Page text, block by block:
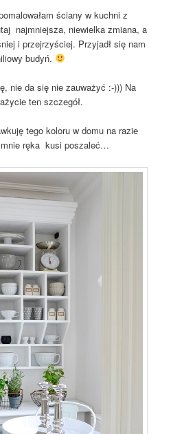
ściany w kuchni z
najmniejsza, niewielka zmiana, a
i przejrzyściej. Przyjadł się nam
budyń.
nie da się nie zauważyć :-))) Na
ten szczegół.
tego koloru w domu na razie
ręka kusi poszaleć…